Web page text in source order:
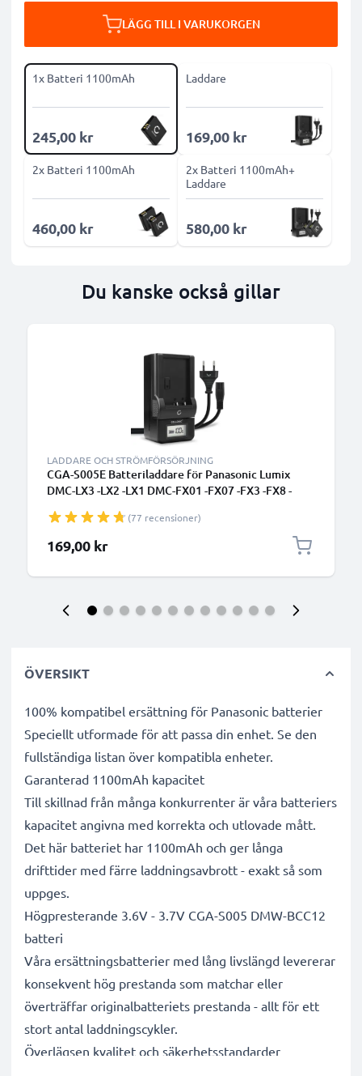
LÄGG TILL I VARUKORGEN
1x Batteri 1100mAh
245,00 kr
Laddare
169,00 kr
2x Batteri 1100mAh
460,00 kr
2x Batteri 1100mAh+
Laddare
580,00 kr
Du kanske också gillar
LADDARE OCH STRÖMFÖRSÖRJNING
CGA-S005E Batteriladdare för Panasonic Lumix
DMC-LX3 -LX2 -LX1 DMC-FX01 -FX07 -FX3 -FX8 -
(77 recensioner)
169,00 kr
ÖVERSIKT
100% kompatibel ersättning för Panasonic batterier
Speciellt utformade för att passa din enhet. Se den
fullständiga listan över kompatibla enheter.
Garanterad 1100mAh kapacitet
Till skillnad från många konkurrenter är våra batteriers
kapacitet angivna med korrekta och utlovade mått.
Det här batteriet har 1100mAh och ger långa
drifttider med färre laddningsavbrott - exakt så som
uppges.
Högpresterande 3.6V - 3.7V CGA-S005 DMW-BCC12
batteri
Våra ersättningsbatterier med lång livslängd levererar
konsekvent hög prestanda som matchar eller
överträffar originalbatteriets prestanda - allt för ett
stort antal laddningscykler.
Överlägsen kvalitet och säkerhetsstandarder